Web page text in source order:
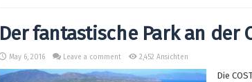
Der fantastische Park an der
May 6, 2016 Leave a comment 2,452 Ansichten
Die